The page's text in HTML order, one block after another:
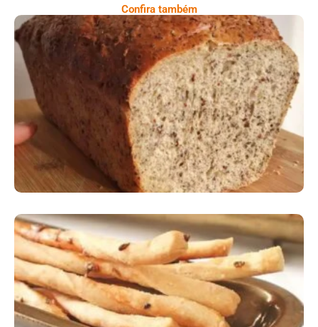
Confira também
Comer Bem: Pão Low Carb
Comer Bem: Palitinhos De Cebola E Salsa